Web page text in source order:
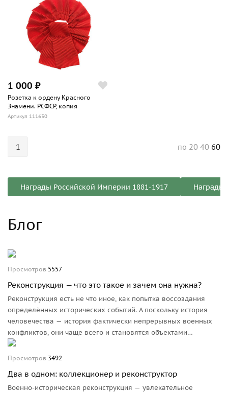
1 000 ₽
Розетка к ордену Красного
Знамени. РСФСР, копия
Артикул 111630
1 по 20 40 60
Награды Российской Империи 1881-1917 Награды
Блог
Просмотров 5557
Реконструкция — что это такое и зачем она нужна?
Реконструкция есть не что иное, как попытка воссоздания
определённых исторических событий. А поскольку история
человечества — история фактически непрерывных военных
конфликтов, они чаще всего и становятся объектами
внимания реконструкторов.
Просмотров 3492
Два в одном: коллекционер и реконструктор
Военно-историческая реконструкция — увлекательное